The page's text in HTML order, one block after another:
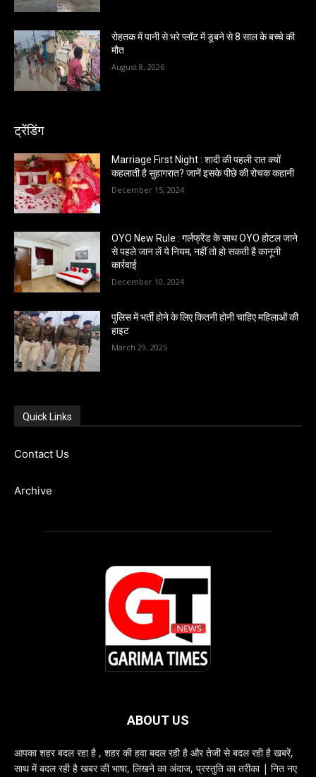
रोहतक में पानी से भरे प्लॉट में डूबने से 8 साल के बच्चे की
मौत
August 8, 2026
ट्रेंडिंग
Marriage First Night : शादी की पहली रात क्यों
कहलाती है सुहागरात? जानें इसके पीछे की रोचक कहानी
December 15, 2024
OYO New Rule : गर्लफ्रेंड के साथ OYO होटल जाने
से पहले जान लें ये नियम, नहीं तो हो सकती है कानूनी
कार्रवाई
December 10, 2024
पुलिस में भर्ती होने के लिए कितनी होनी चाहिए महिलाओं की
हाइट
March 29, 2025
Quick Links
Contact Us
Archive
ABOUT US
आपका शहर बदल रहा है , शहर की हवा बदल रही है और तेजी से बदल रही है खबरें,
साथ में बदल रही है खबर की भाषा, लिखने का अंदाज, प्रस्तुति का तरीका | नित नए